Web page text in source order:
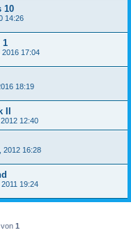
10
14:26
1
2016 17:04
18:19
12:40
2012 16:28
19:24
von 1